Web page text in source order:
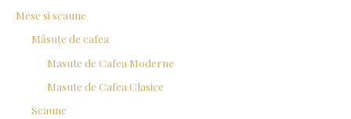
Mese si scaune
Măsuțe de cafea
Masute de Cafea Moderne
Masute de Cafea Clasice
Scaune